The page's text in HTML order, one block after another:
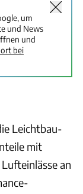
um
und News
und
bei
Leichtbau-
mit
an